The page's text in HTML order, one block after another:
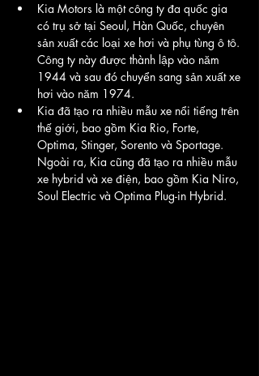
Kia Motors là một công ty đa quốc gia
có trụ sở tại Seoul, Hàn Quốc, chuyên
sản xuất các loại xe hơi và phụ tùng ô tô.
Công ty này được thành lập vào năm
1944 và sau đó chuyển sang sản xuất xe
hơi vào năm 1974.
Kia đã tạo ra nhiều mẫu xe nổi tiếng trên
thế giới, bao gồm Kia Rio, Forte,
Optima, Stinger, Sorento và Sportage.
Ngoài ra, Kia cũng đã tạo ra nhiều mẫu
xe hybrid và xe điện, bao gồm Kia Niro,
Soul Electric và Optima Plug-in Hybrid.